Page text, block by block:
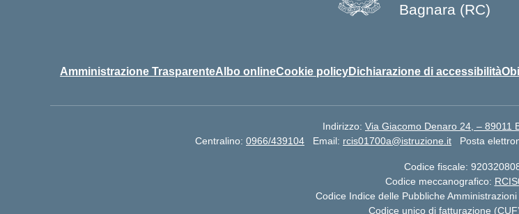
Bagnara (RC)
Amministrazione TrasparenteAlbo onlineCookie policyDichiarazione di accessibilità
Indirizzo: Via Giacomo Denaro 24, – 89011
Centralino: 0966/439104 Email: rcis01700a@istruzione.it Posta
Codice fiscale:
Codice meccanografico:
Codice Indice delle Pubbliche
Codice unico di fatturazione